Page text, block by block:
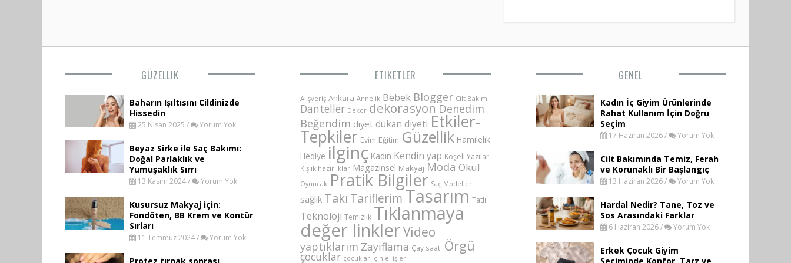
GÜZELLIK
Baharın Işıltısını Cildinizde
Hissedin
25 Nisan 2025 / Yorum Yok
Beyaz Sirke ile Saç Bakımı:
Doğal Parlaklık ve
Yumuşaklık Sırrı
13 Kasım 2024 / Yorum Yok
Kusursuz Makyaj için:
Fondöten, BB Krem ve Kontür
Sırları
11 Temmuz 2024 / Yorum Yok
ETIKETLER
Alışveriş Ankara Annelik Bebek Blogger Cilt Bakımı
Danteller Dekor dekorasyon Denedim
Beğendim diyet dukan diyeti Etkiler-
Tepkiler Evim Eğitim Güzellik Hamilelik
Hediye ilginç Kadın Kendin yap Köşeli Yazılar
Kışlık hazırlıklar Magazinsel Makyaj Moda Okul
Oyuncak Pratik Bilgiler Saç Modelleri
sağlık Takı Tariflerim Tasarım Tatlı
Teknoloji Temizlik Tıklanmaya
değer linklerVideo
yaptıklarım Zayıflama Çay saati Örgü
çocuklar çocuklar için el işleri
GENEL
Kadın İç Giyim Ürünlerinde
Rahat Kullanım İçin Doğru
Seçim
17 Haziran 2026 / Yorum Yok
Cilt Bakımında Temiz, Ferah
ve Korunaklı Bir Başlangıç
13 Haziran 2026 / Yorum Yok
Hardal Nedir? Tane, Toz ve
Sos Arasındaki Farklar
6 Haziran 2026 / Yorum Yok
Erkek Çocuk Giyim